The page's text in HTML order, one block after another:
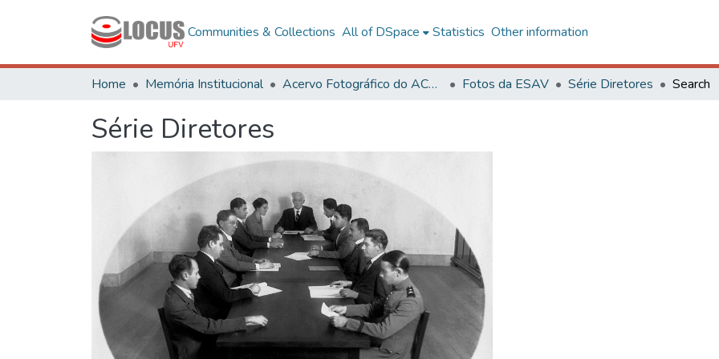
Communities & Collections All of DSpace Statistics Other information
Home Memória Institucional Acervo Fotográfico do ACH-UFV Fotos da ESAV Série Diretores Search
Série Diretores